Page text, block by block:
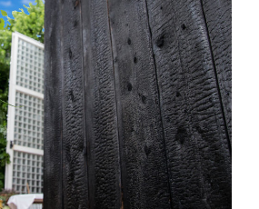
d’Orques (34) – Extension
– E01